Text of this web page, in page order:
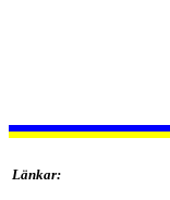
Länkar: